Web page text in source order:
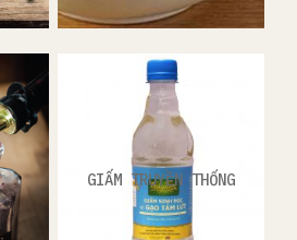
GIẤM TRUYỀN THỐNG